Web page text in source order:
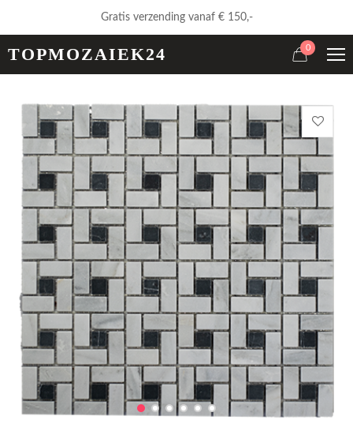
Gratis verzending vanaf € 150,-
TOPMOZAIEK24 0